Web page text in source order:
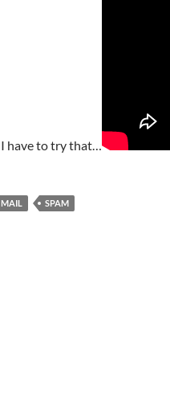
I have to try that…
MAIL SPAM